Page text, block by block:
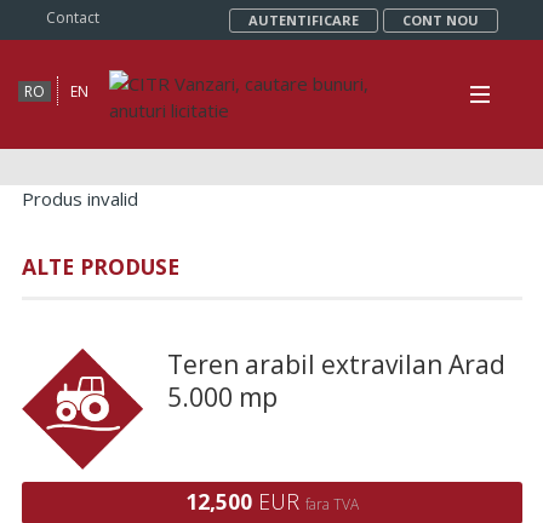
Contact AUTENTIFICARE CONT NOU
RO EN
Produs invalid
ALTE PRODUSE
Teren arabil extravilan Arad
5.000 mp
12,500 EUR fara TVA